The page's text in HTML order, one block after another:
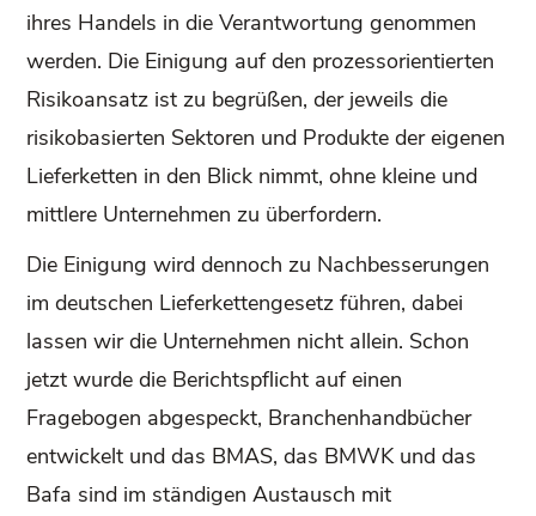
ihres Handels in die Verantwortung genommen
werden. Die Einigung auf den prozessorientierten
Risikoansatz ist zu begrüßen, der jeweils die
risikobasierten Sektoren und Produkte der eigenen
Lieferketten in den Blick nimmt, ohne kleine und
mittlere Unternehmen zu überfordern.
Die Einigung wird dennoch zu Nachbesserungen
im deutschen Lieferkettengesetz führen, dabei
lassen wir die Unternehmen nicht allein. Schon
jetzt wurde die Berichtspflicht auf einen
Fragebogen abgespeckt, Branchenhandbücher
entwickelt und das BMAS, das BMWK und das
Bafa sind im ständigen Austausch mit